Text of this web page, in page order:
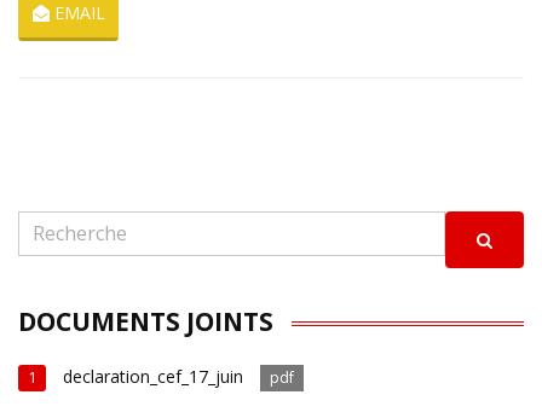
EMAIL
DOCUMENTS JOINTS
1 declaration_cef_17_juin pdf